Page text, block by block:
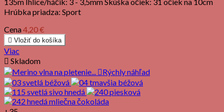
Hrúbka priadza: Sport
Cena4,20 €
 Vložiť do košíka
Viac
 Skladom
Rýchly náhľad